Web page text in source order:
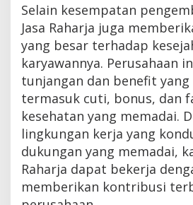
Selain kesempatan
Jasa Raharja juga
yang besar terhadap
karyawannya. Perusahaan
tunjangan dan benefit
termasuk cuti, bonus, dan
kesehatan yang memadai.
lingkungan kerja yang
dukungan yang memadai,
Raharja dapat bekerja
memberikan kontribusi